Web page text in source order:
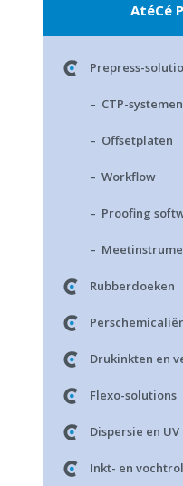
AtéCé
Prepress-
– CTP-systemen
– Offsetplaten
– Workflow
– Proofing
–
Rubberdoeken
Drukinkten en
Flexo-solutions
Dispersie en
Inkt- en